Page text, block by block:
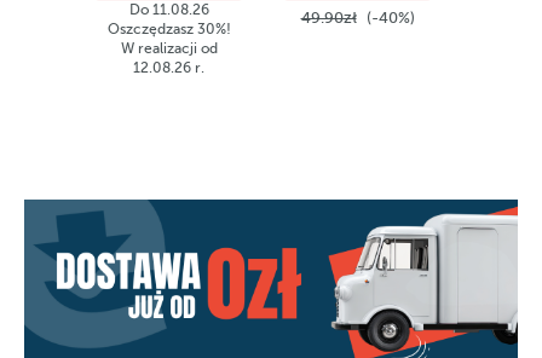
Do 11.08.26
Oszczędzasz 30%!
W realizacji od
12.08.26 r.
49.90zł (-40%)